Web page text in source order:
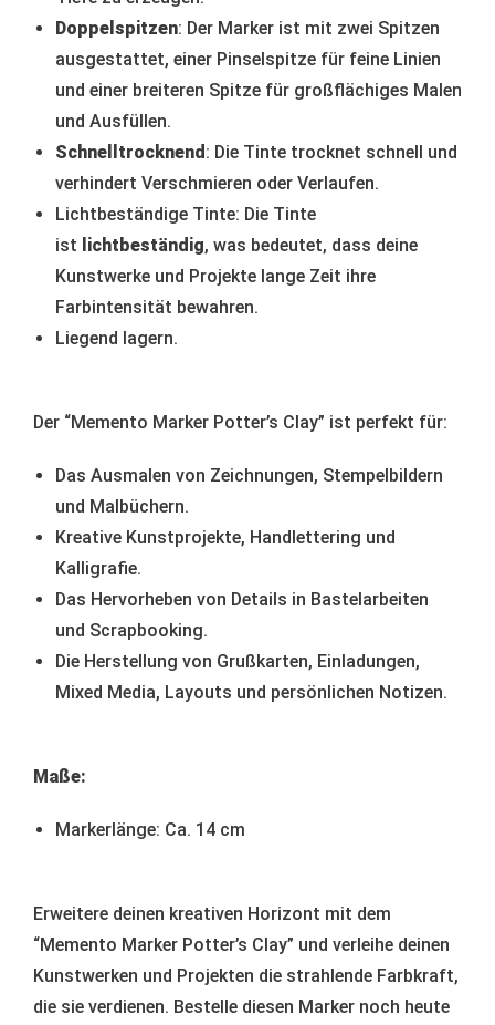
Doppelspitzen: Der Marker ist mit zwei Spitzen
ausgestattet, einer Pinselspitze für feine Linien
und einer breiteren Spitze für großflächiges Malen
und Ausfüllen.
Schnelltrocknend : Die Tinte trocknet schnell und
verhindert Verschmieren oder Verlaufen.
Lichtbeständige Tinte: Die Tinte
ist lichtbeständig, was bedeutet, dass deine
Kunstwerke und Projekte lange Zeit ihre
Farbintensität bewahren.
Liegend lagern.
Der “Memento Marker Potter’s Clay” ist perfekt für:
Das Ausmalen von Zeichnungen, Stempelbildern
und Malbüchern.
Kreative Kunstprojekte, Handlettering und
Kalligrafie.
Das Hervorheben von Details in Bastelarbeiten
und Scrapbooking.
Die Herstellung von Grußkarten, Einladungen,
Mixed Media, Layouts und persönlichen Notizen.
Maße:
Markerlänge: Ca. 14 cm
Erweitere deinen kreativen Horizont mit dem
“Memento Marker Potter’s Clay” und verleihe deinen
Kunstwerken und Projekten die strahlende Farbkraft,
die sie verdienen. Bestelle diesen Marker noch heute